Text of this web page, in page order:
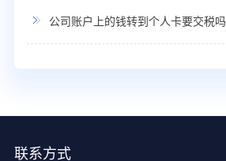
公司账户上的钱转到个人卡要交税吗
联系方式